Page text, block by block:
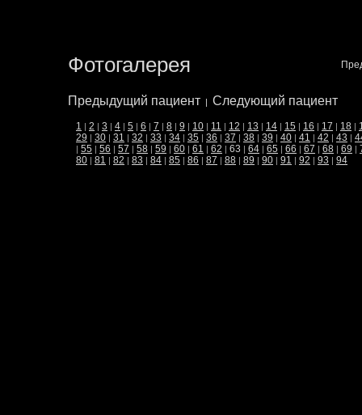
Фотогалерея
Предыдущий пациент | Следующий пациент
1 | 2 | 3 | 4 | 5 | 6 | 7 | 8 | 9 | 10 | 11 | 12 | 13 | 14 | 15 | 16 | 17 | 18 |
29 | 30 | 31 | 32 | 33 | 34 | 35 | 36 | 37 | 38 | 39 | 40 | 41 | 42 | 43 |
| 55 | 56 | 57 | 58 | 59 | 60 | 61 | 62 | 63 | 64 | 65 | 66 | 67 | 68 | 69 |
80 | 81 | 82 | 83 | 84 | 85 | 86 | 87 | 88 | 89 | 90 | 91 | 92 | 93 | 94